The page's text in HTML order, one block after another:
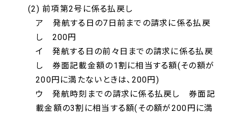
(2) 前項第2号に係る払戻し
ア 発航する日の7日前までの請求に係る払戻
し 200円
イ 発航する日の前々日までの請求に係る払戻
し 券面記載金額の1割に相当する額(その額が
200円に満たないときは､200円)
ウ 発航時刻までの請求に係る払戻し 券面記
載金額の3割に相当する額(その額が200円に満